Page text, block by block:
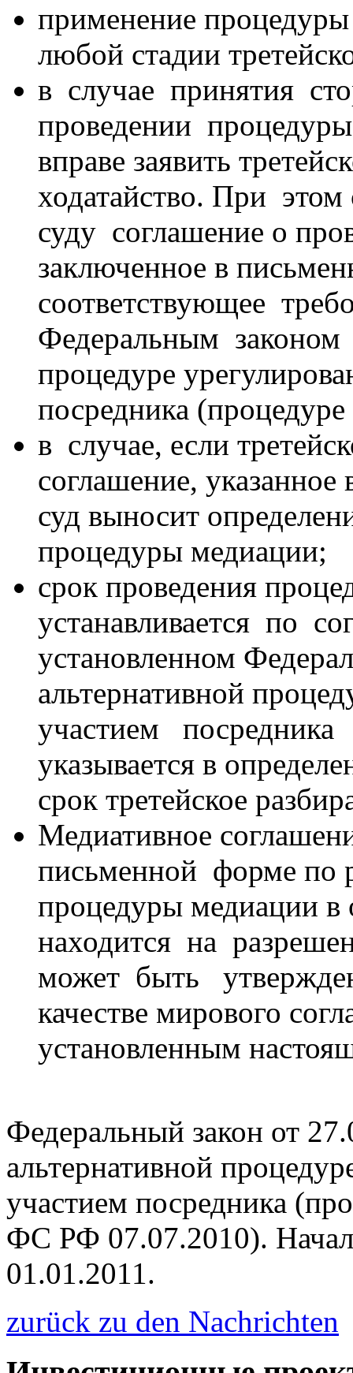
применение
любой стадии
в случае принятия
проведении
вправе заявить
ходатайство. При
суду соглашение о
заключенное в
соответствующее
Федеральным законом
процедуре
посредника
в случае, если
соглашение, указанное
суд выносит
процедуры медиации;
срок проведения
устанавливается по
установленном
альтернативной
участием
указывается в
срок третейское
Медиативное
письменной форме по
процедуры медиации в
находится на
может быть
качестве мирового
установленным
Федеральный закон от
альтернативной
участием посредника
ФС РФ 07.07.2010).
01.01.2011.
zurück zu den Nachrichten